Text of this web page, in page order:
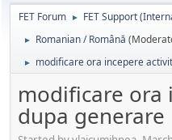
FET Forum ► FET Support
► Romanian / Română
► modificare ora incepere
modificare ora
dupa generare